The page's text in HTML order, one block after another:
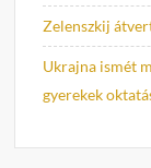
Zelenszkij
Ukrajna ismét
gyerekek